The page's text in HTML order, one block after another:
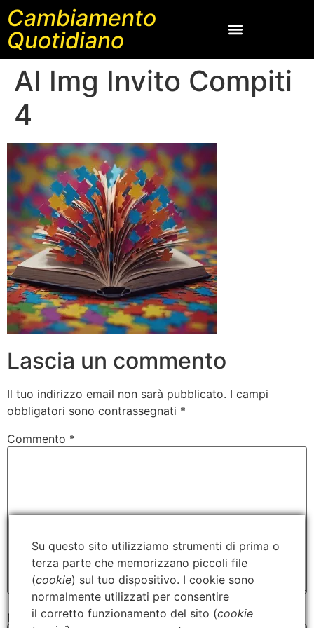
Cambiamento
Quotidiano
AI Img Invito Compiti
4
Lascia un commento
Il tuo indirizzo email non sarà pubblicato. I campi
obbligatori sono contrassegnati *
Commento *
Nome*
Su questo sito utilizziamo strumenti di prima o
terza parte che memorizzano piccoli file
(cookie) sul tuo dispositivo. I cookie sono
normalmente utilizzati per consentire
il corretto funzionamento del sito (cookie